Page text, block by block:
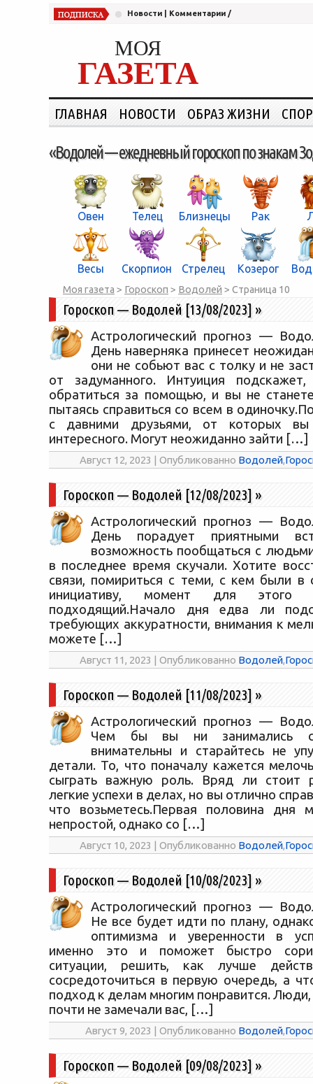
Новости Комментарии /
МОЯ
ГАЗЕТА
ГЛАВНАЯ НОВОСТИ ОБРАЗ ЖИЗНИ
«Водолей —ежедневный гороскоп по знакам
Овен Телец Близнецы Рак
Весы Скорпион Стрелец Козерог
Моя газета > Гороскоп > Водолей > Страница 10
Гороскоп — Водолей [13/08/2023] »
Астрологический прогноз —
День наверняка принесет
они не собьют вас с толку и не
от задуманного. Интуиция
обратиться за помощью, и вы не
пытаясь справиться со всем в
с давними друзьями, от которых вы
интересного. Могут неожиданно зайти […]
Август 12, 2023 | Опубликованно Водолей,
Гороскоп — Водолей [12/08/2023] »
Астрологический прогноз —
День порадует приятными
возможность пообщаться с
в последнее время скучали. Хотите
связи, помириться с теми, с кем были в
инициативу, момент для этого
подходящий.Начало дня едва ли
требующих аккуратности, внимания к
можете […]
Август 11, 2023 | Опубликованно Водолей,
Гороскоп — Водолей [11/08/2023] »
Астрологический прогноз —
Чем бы вы ни занимались
внимательны и старайтесь не
детали. То, что поначалу кажется
сыграть важную роль. Вряд ли стоит
легкие успехи в делах, но вы отлично
что возьметесь.Первая половина дня
непростой, однако со […]
Август 10, 2023 | Опубликованно Водолей,
Гороскоп — Водолей [10/08/2023] »
Астрологический прогноз —
Не все будет идти по плану,
оптимизма и уверенности в
именно это и поможет быстро
ситуации, решить, как лучше
сосредоточиться в первую очередь, а
подход к делам многим понравится.
почти не замечали вас, […]
Август 9, 2023 | Опубликованно Водолей,
Гороскоп — Водолей [09/08/2023] »